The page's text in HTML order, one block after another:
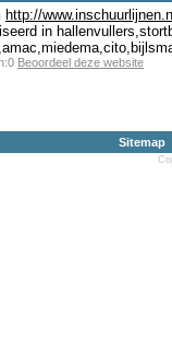
http://www.inschuurlijnen.nl
in
Beoordeel deze website
Sitemap